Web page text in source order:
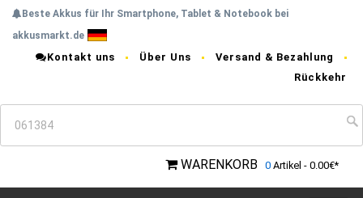
Beste Akkus für Ihr Smartphone, Tablet & Notebook bei
akkusmarkt.de
Kontakt uns Über Uns
Versand & Bezahlung
Rückkehr
WARENKORB 0 Artikel - 0.00€*